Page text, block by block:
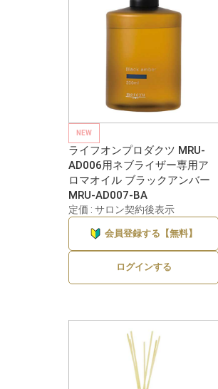
NEW
ライフオンプロダクツ MRU-
AD006用ネブライザー専用ア
ロマオイル ブラックアンバー
MRU-AD007-BA
定価 : サロン契約後表示
会員登録する【無料】
ログインする